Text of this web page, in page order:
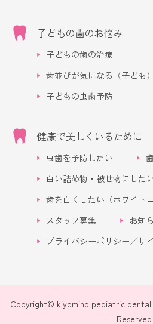
子どもの歯のお悩み
子どもの歯の治療
歯並びが気になる（子ども）
子どもの虫歯予防
健康で美しくいるために
虫歯を予防したい
白い詰め物・被せ物にした
歯を白くしたい（ホワイトニ
スタッフ募集
お知
プライバシーポリシー／サ
Copyright© kiyomino pediatric
Reserved